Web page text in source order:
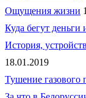
Ощущения жизни
Куда бегут деньги
История,
18.01.2019
Тушение газового